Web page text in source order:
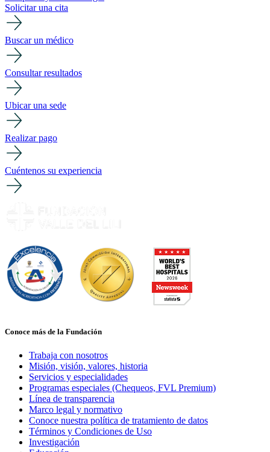
Solicitar una cita
Buscar un médico
Consultar resultados
Ubicar una sede
Realizar pago
Cuéntenos su experiencia
Conoce más de la Fundación
Trabaja con nosotros
Misión, visión, valores, historia
Servicios y especialidades
Programas especiales (Chequeos, FVL Premium)
Línea de transparencia
Marco legal y normativo
Conoce nuestra política de tratamiento de datos
Términos y Condiciones de Uso
Investigación